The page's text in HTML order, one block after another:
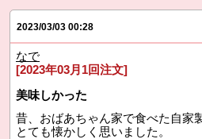
2023/03/03 00:28
なで
[2023年03月1回注文]
美味しかった
昔、おばあちゃん家で食べた自家
とても懐かしく思いました。